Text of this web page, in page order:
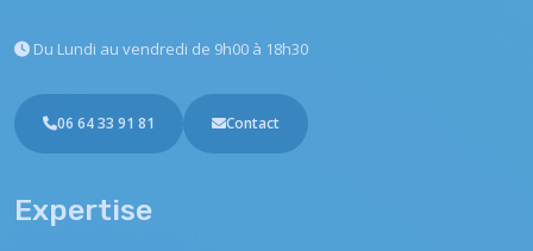
Du Lundi au vendredi de 9h00 à 18h30
06 64 33 91 81 Contact
Expertise